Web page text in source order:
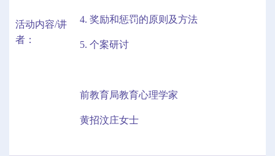
活动内容/讲
者：
4. 奖励和惩罚的原则及方法
5. 个案研讨
前教育局教育心理学家
黄招汶庄女士